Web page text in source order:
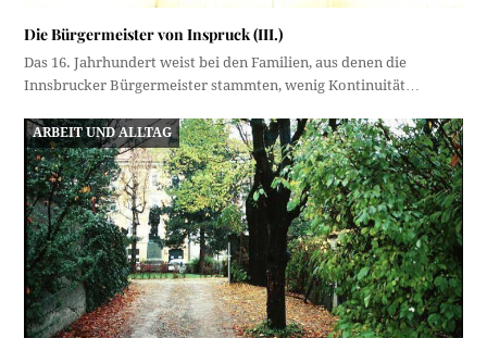
Die Bürgermeister von Inspruck (III.)
Das 16. Jahrhundert weist bei den Familien, aus denen die
Innsbrucker Bürgermeister stammten, wenig Kontinuität…
ARBEIT UND ALLTAG